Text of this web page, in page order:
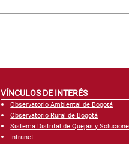
VÍNCULOS DE INTERÉS
Observatorio Ambiental de Bogotá
Observatorio Rural de Bogotá
Sistema Distrital de Quejas y
Intranet